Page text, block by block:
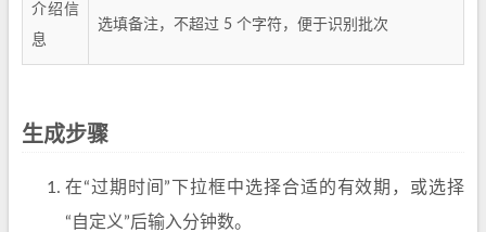
介绍信
息
选填备注，不超过 5 个字符，便于识别批次
生成步骤
在“过期时间”下拉框中选择合适的有效期，或选择
“自定义”后输入分钟数。